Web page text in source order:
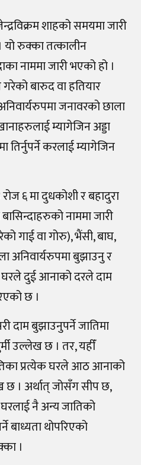
शाहको समयमा जारी
यो रुक्का तत्कालीन
नाममा जारी भएको हो ।
बारुद वा हतियार
जनावरको छाला
म्यागेजिन अड्डा
तिर्नुपर्ने करलाई म्यागेजिन
६ मा दुधकोशी र बहादुरा
नाममा जारी
गाई वा गोरु), भैंसी, बाघ,
अनिवार्यरुपमा बुझाउनु र
दुई आनाको दरले दाम
छ ।
बुझाउनुपर्ने जातिमा
उल्लेख छ । तर, यहीँ
प्रत्येक घरले आठ आनाको
। अर्थात् जोसँग सीप छ,
नै अन्य जातिको
बाध्यता थोपरिएको
।